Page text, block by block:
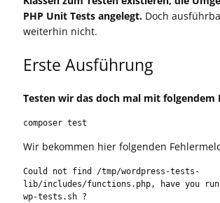
PHP Unit Tests angelegt. Doch
weiterhin nicht.
Erste Ausführung
Testen wir das doch mal mit folgendem
composer test
Wir bekommen hier folgenden
Could not find /tmp/wordpress-tests-
lib/includes/functions.php, have you
wp-tests.sh ?